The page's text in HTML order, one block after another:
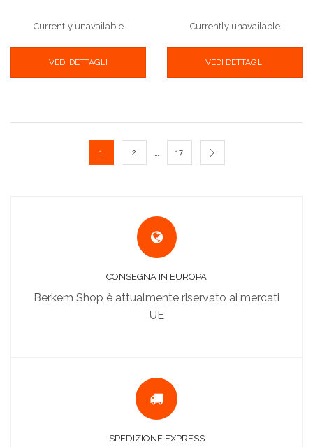
Currently unavailable
VEDI DETTAGLI
Currently unavailable
VEDI DETTAGLI
1 2 17
CONSEGNA IN EUROPA
Berkem Shop è attualmente riservato ai mercati
UE
SPEDIZIONE EXPRESS